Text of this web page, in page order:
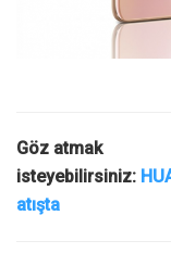
Göz atmak
isteyebilirsiniz:
atışta